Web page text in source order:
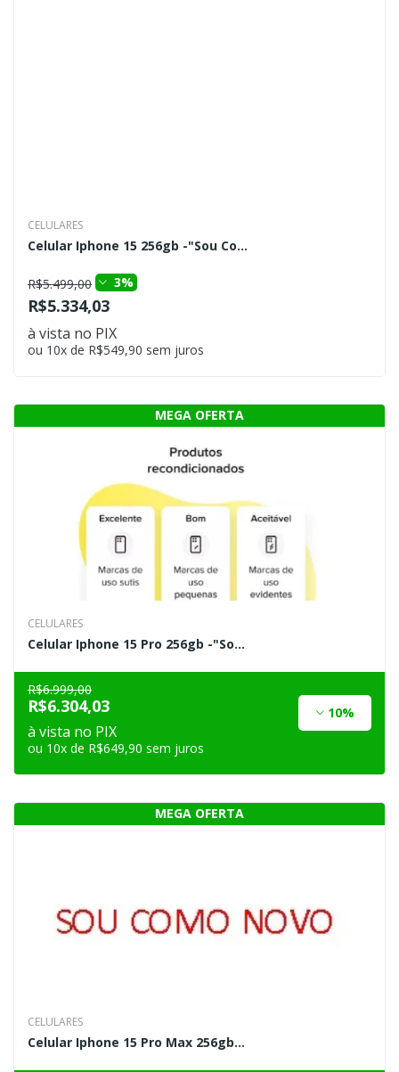
CELULARES
Celular Iphone 15 256gb -"Sou Co...
R$5.499,00 3%
R$5.334,03
à vista no PIX
ou 10x de R$549,90 sem juros
CELULARES
Celular Iphone 15 Pro 256gb -"So...
R$6.999,00
R$6.304,03 10%
à vista no PIX
ou 10x de R$649,90 sem juros
CELULARES
Celular Iphone 15 Pro Max 256gb...